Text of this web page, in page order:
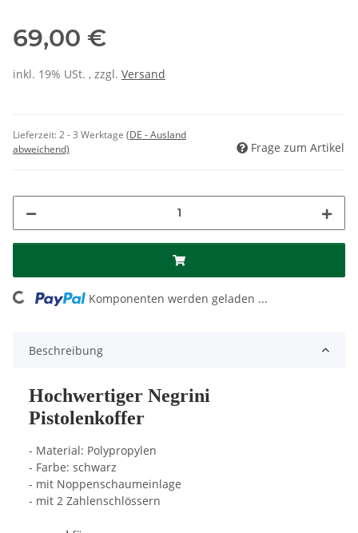
69,00 €
inkl. 19% USt. , zzgl. Versand
Lieferzeit:2 - 3 Werktage (DE - Ausland
abweichend)
Frage zum Artikel
Komponenten werden geladen ...
Beschreibung
Hochwertiger Negrini
Pistolenkoffer
- Material: Polypropylen
- Farbe: schwarz
- mit Noppenschaumeinlage
- mit 2 Zahlenschlössern